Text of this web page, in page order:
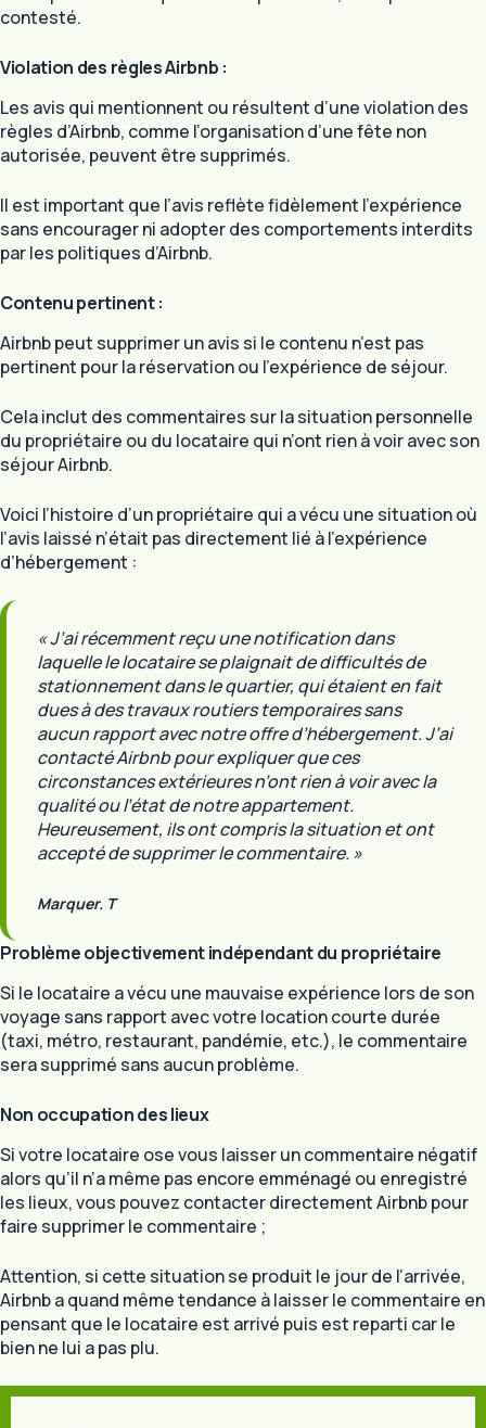
contesté.
Violation des règles Airbnb :
Les avis qui mentionnent ou résultent d’une violation des
règles d’Airbnb, comme l’organisation d’une fête non
autorisée, peuvent être supprimés.
Il est important que l’avis reflète fidèlement l’expérience
sans encourager ni adopter des comportements interdits
par les politiques d’Airbnb.
Contenu pertinent :
Airbnb peut supprimer un avis si le contenu n’est pas
pertinent pour la réservation ou l’expérience de séjour.
Cela inclut des commentaires sur la situation personnelle
du propriétaire ou du locataire qui n’ont rien à voir avec son
séjour Airbnb.
Voici l’histoire d’un propriétaire qui a vécu une situation où
l’avis laissé n’était pas directement lié à l’expérience
d’hébergement :
« J’ai récemment reçu une notification dans
laquelle le locataire se plaignait de difficultés de
stationnement dans le quartier, qui étaient en fait
dues à des travaux routiers temporaires sans
aucun rapport avec notre offre d’hébergement. J’ai
contacté Airbnb pour expliquer que ces
circonstances extérieures n’ont rien à voir avec la
qualité ou l’état de notre appartement.
Heureusement, ils ont compris la situation et ont
accepté de supprimer le commentaire. »
Marquer. T
Problème objectivement indépendant du propriétaire
Si le locataire a vécu une mauvaise expérience lors de son
voyage sans rapport avec votre location courte durée
(taxi, métro, restaurant, pandémie, etc.), le commentaire
sera supprimé sans aucun problème.
Non occupation des lieux
Si votre locataire ose vous laisser un commentaire négatif
alors qu’il n’a même pas encore emménagé ou enregistré
les lieux, vous pouvez contacter directement Airbnb pour
faire supprimer le commentaire ;
Attention, si cette situation se produit le jour de l’arrivée,
Airbnb a quand même tendance à laisser le commentaire en
pensant que le locataire est arrivé puis est reparti car le
bien ne lui a pas plu.